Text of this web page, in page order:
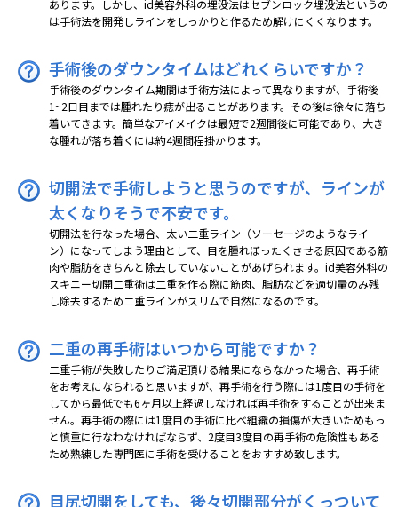
あります。しかし、id美容外科の埋没法はセブンロック埋没法というの
は手術法を開発しラインをしっかりと作るため解けにくくなります。
手術後のダウンタイムはどれくらいですか？
手術後のダウンタイム期間は手術方法によって異なりますが、手術後
1~2日目までは腫れたり痣が出ることがあります。その後は徐々に落ち
着いてきます。簡単なアイメイクは最短で2週間後に可能であり、大き
な腫れが落ち着くには約4週間程掛かります。
切開法で手術しようと思うのですが、ラインが
太くなりそうで不安です。
切開法を行なった場合、太い二重ライン（ソーセージのようなライ
ン）になってしまう理由として、目を腫れぼったくさせる原因である筋
肉や脂肪をきちんと除去していないことがあげられます。id美容外科の
スキニー切開二重術は二重を作る際に筋肉、脂肪などを適切量のみ残
し除去するため二重ラインがスリムで自然になるのです。
二重の再手術はいつから可能ですか？
二重手術が失敗したりご満足頂ける結果にならなかった場合、再手術
をお考えになられると思いますが、再手術を行う際には1度目の手術を
してから最低でも6ヶ月以上経過しなければ再手術をすることが出来ま
せん。再手術の際には1度目の手術に比べ組織の損傷が大きいためもっ
と慎重に行なわなければならず、2度目3度目の再手術の危険性もある
ため熟練した専門医に手術を受けることをおすすめ致します。
目尻切開をしても、後々切開部分がくっついて